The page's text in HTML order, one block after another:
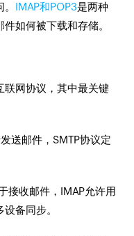
IMAP和POP3是两种
如何被下载和存储。
联网协议，其中最关键
送邮件，SMTP协议定
接收邮件，IMAP允许用
备同步。